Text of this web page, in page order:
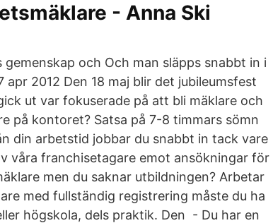
- Anna Ski
och Och man släpps snabbt in i
2012 Den 18 maj blir det jubileumsfest
ut var fokuserade på att bli mäklare och
på kontoret? Satsa på 7-8 timmars sömn
din arbetstid jobbar du snabbt in tack vare
våra franchisetagare emot ansökningar för
men du saknar utbildningen? Arbetar
med fullständig registrering måste du ha
högskola, dels praktik. Den - Du har en